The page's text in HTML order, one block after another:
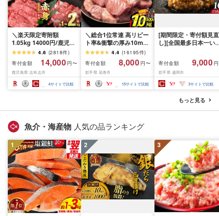
＼楽天限定寄附額
1.05kg 14000円/鹿児島
県産 黒毛和牛 牛肉 赤身
モモ ウデ (スライス or
焼肉)[計1kg~2.1kg / 定
期便 全3回] すき焼き し
ゃぶしゃぶ 国産 肉 国産
牛 お肉 モモ肉 牛しゃぶ
チク]
4.6 (2818件)
寄付金額
14,000 円〜
鹿児島県 志布志市
4サイトで比較
＼総合1位常連 高リピー
ト率&衝撃の厚み10mm
厚切り牛タン 塩味/ ≪ス
ピード発送!!10営業日以
内発送≫ 選べる内容量
500g / 1kg 定期便 毎月
届く 牛肉 肉 BBQ ふるさ
と 人気 ランキング 岩手
4.4 (16195件)
寄付金額
8,000 円〜
岩手県 花巻市
15サイトで比較
[期間限定・寄付額見直
し][全国最多日本一い
1.5kg(150g×10個) い
て牛 × 岩中豚 ハンバー
グ 合挽き 合い挽き 黒
和牛 人気 冷凍 個包装
分け 冷凍 牛肉 豚肉 和
ビーフ ポーク はんば
ぐ 挽肉 お肉 ミンチ 肉
お弁当 hannba-gu ラ
寄付金額 9,000
岩手県 盛岡市
3サイトで比較
もっと見る
魚介・海産物 人気の品ランキング
1 2 3